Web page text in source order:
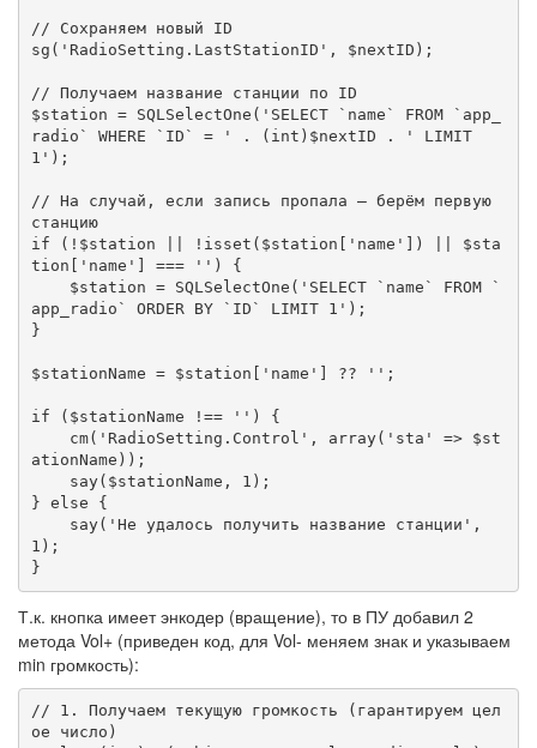
// Сохраняем новый ID
sg('RadioSetting.LastStationID', $nextID);
// Получаем название станции по ID
$station = SQLSelectOne('SELECT `name` FROM `app_
radio` WHERE `ID` = ' . (int)$nextID . ' LIMIT
1');
// На случай, если запись пропала — берём первую
станцию
if (!$station || !isset($station['name']) || $sta
tion['name'] === '') {
app_radio` ORDER BY `ID` LIMIT 1');
}
$stationName = $station['name'] ?? '';
if ($stationName !== '') {
ationName));
} else {
1);
}
Т.к. кнопка имеет энкодер (вращение), то в ПУ добавил 2
метода Vol+ (приведен код, для Vol- меняем знак и указываем
min громкость):
// 1. Получаем текущую громкость (гарантируем цел
ое число)